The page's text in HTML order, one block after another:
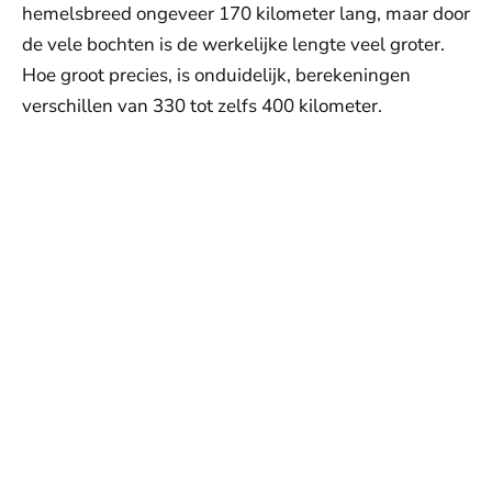
hemelsbreed ongeveer 170 kilometer lang, maar door
de vele bochten is de werkelijke lengte veel groter.
Hoe groot precies, is onduidelijk, berekeningen
verschillen van 330 tot zelfs 400 kilometer.